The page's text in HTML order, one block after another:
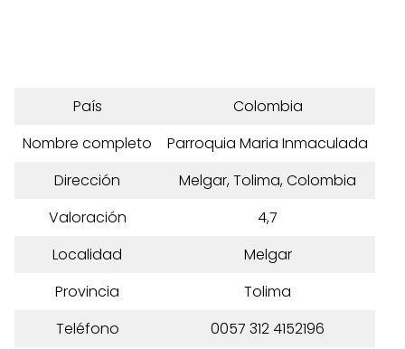
País
Colombia
Nombre completo
Parroquia Maria Inmaculada
Dirección
Melgar, Tolima, Colombia
Valoración
4,7
Localidad
Melgar
Provincia
Tolima
Teléfono
0057 312 4152196